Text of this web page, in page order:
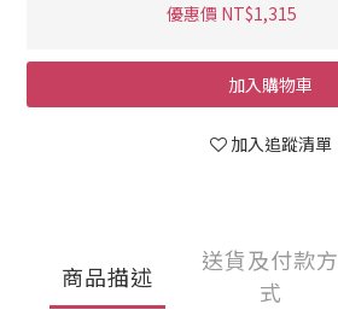
優惠價 NT$1,315
加入購物車
加入追蹤清單
商品描述
送貨及付款方
式